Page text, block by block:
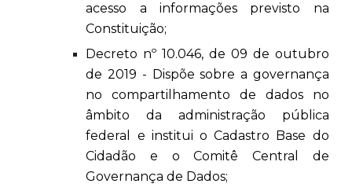
acesso a informações previsto na
Constituição;
Decreto nº 10.046, de 09 de outubro
de 2019 - Dispõe sobre a governança
no compartilhamento de dados no
âmbito da administração pública
federal e institui o Cadastro Base do
Cidadão e o Comitê Central de
Governança de Dados;